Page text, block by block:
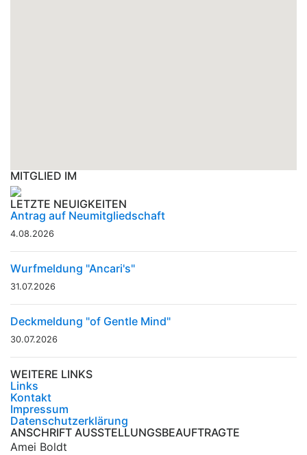
MITGLIED IM
LETZTE NEUIGKEITEN
Antrag auf Neumitgliedschaft
4.08.2026
Wurfmeldung "Ancari's"
31.07.2026
Deckmeldung "of Gentle Mind"
30.07.2026
WEITERE LINKS
Links
Kontakt
Impressum
Datenschutzerklärung
ANSCHRIFT AUSSTELLUNGSBEAUFTRAGTE
Amei Boldt